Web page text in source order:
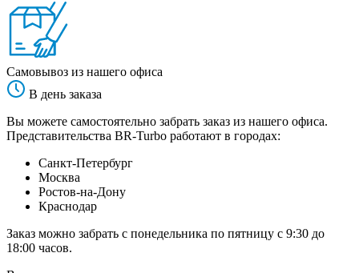
Самовывоз из нашего офиса
В день заказа
Вы можете самостоятельно забрать заказ из нашего офиса.
Представительства BR-Turbo работают в городах:
Санкт-Петербург
Москва
Ростов-на-Дону
Краснодар
Заказ можно забрать с понедельника по пятницу с 9:30 до
18:00 часов.